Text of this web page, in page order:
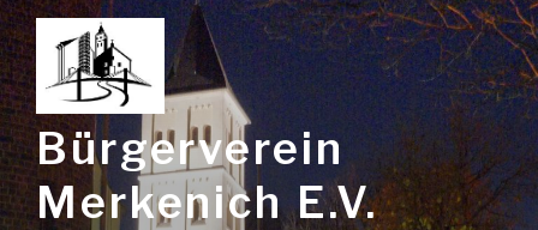
Zum
Inhalt
springen
Bürgerverein
Merkenich E.V.